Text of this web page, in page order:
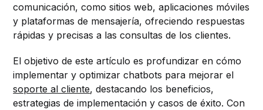
comunicación, como sitios web, aplicaciones móviles
y plataformas de mensajería, ofreciendo respuestas
rápidas y precisas a las consultas de los clientes.
El objetivo de este artículo es profundizar en cómo
implementar y optimizar chatbots para mejorar el
soporte al cliente, destacando los beneficios,
estrategias de implementación y casos de éxito. Con